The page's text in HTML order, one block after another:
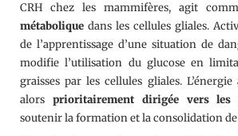
CRH chez les mammifères, agit
métabolique dans les cellules gliales.
de l’apprentissage d’une situation de
modifie l’utilisation du glucose en
graisses par les cellules gliales.
alors prioritairement dirigée vers les
soutenir la formation et la consolidation